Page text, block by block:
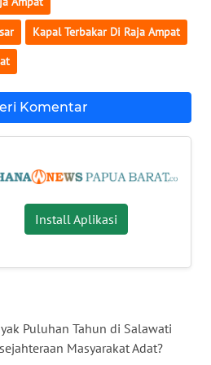
Kapal Terbakar Di Raja Ampat
Komentar
Install Aplikasi
Puluhan Tahun di Salawati
Masyarakat Adat?